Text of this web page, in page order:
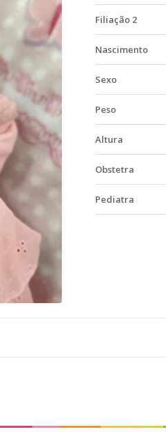
Filiação 2
Nascimento
Sexo
Peso
Altura
Obstetra
Pediatra